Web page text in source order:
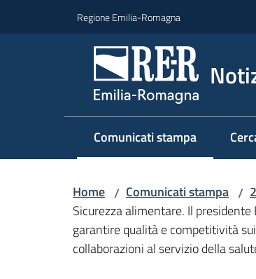
Regione Emilia-Romagna
Comunicati stampa
Menu selezionato
Home / Comunicati stampa /
Sicurezza alimentare. Il
garantire qualità e competitività
collaborazioni al servizio della